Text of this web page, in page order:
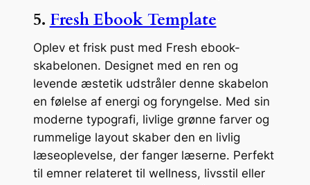
5. Fresh Ebook Template
Oplev et frisk pust med Fresh ebook-
skabelonen. Designet med en ren og
levende æstetik udstråler denne skabelon
en følelse af energi og foryngelse. Med sin
moderne typografi, livlige grønne farver og
rummelige layout skaber den en livlig
læseoplevelse, der fanger læserne. Perfekt
til emner relateret til wellness, livsstil eller